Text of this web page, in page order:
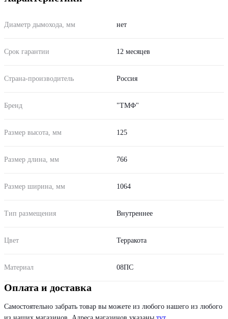
Диаметр дымохода, мм нет
Срок гарантии 12 месяцев
Страна-производитель Россия
Бренд "ТМФ"
Размер высота, мм 125
Размер длина, мм 766
Размер ширина, мм 1064
Тип размещения Внутреннее
Цвет Терракота
Материал 08ПС
Оплата и доставка
Самостоятельно забрать товар вы можете из любого нашего из любого